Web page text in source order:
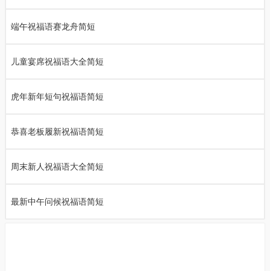
端午祝福语赛龙舟简短
儿童宴席祝福语大全简短
虎年新年短句祝福语简短
恭喜老板履新祝福语简短
周末新人祝福语大全简短
最新中午问候祝福语简短